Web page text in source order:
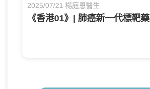
2025/07/21 楊庭恩醫生
《香港01》| 肺癌新一代標靶藥